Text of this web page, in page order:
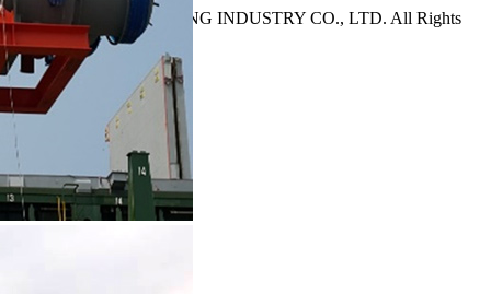
Copyright 2021 HANYANG INDUSTRY CO., LTD. All Rights
Reserved.
top